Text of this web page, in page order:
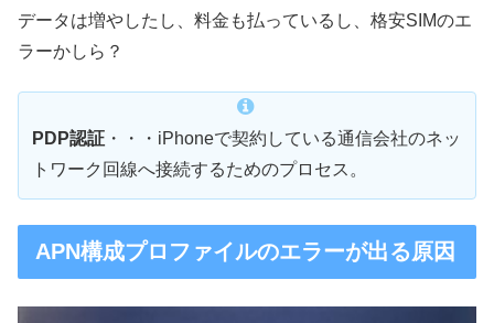
データは増やしたし、料金も払っているし、格安SIMのエ
ラーかしら？
PDP認証 ・・・iPhoneで契約している通信会社のネッ
トワーク回線へ接続するためのプロセス。
APN構成プロファイルのエラーが出る原因